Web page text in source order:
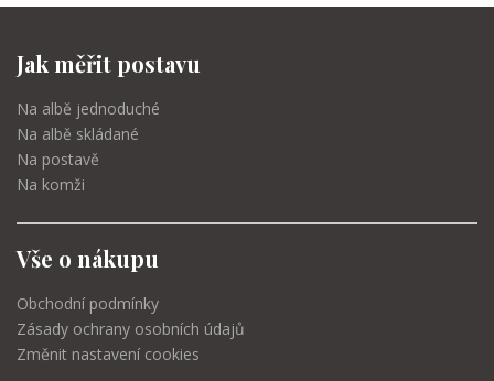
Jak měřit postavu
Na albě jednoduché
Na albě skládané
Na postavě
Na komži
Vše o nákupu
Obchodní podmínky
Zásady ochrany osobních údajů
Změnit nastavení cookies